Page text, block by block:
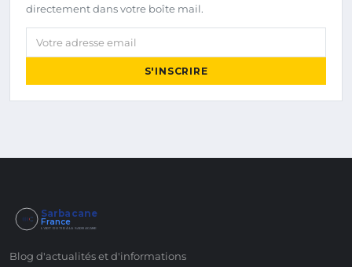
directement dans votre boîte mail.
Votre adresse email
S'INSCRIRE
Sarbacane
France
L'ART DU TIR À LA SARBACANE
Blog d'actualités et d'informations